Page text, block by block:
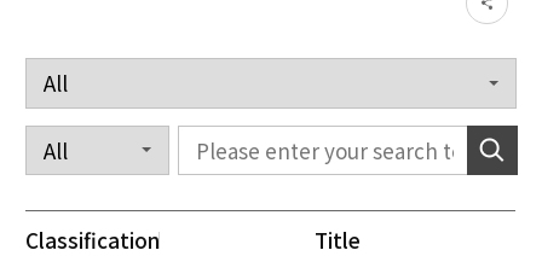
Classification Title